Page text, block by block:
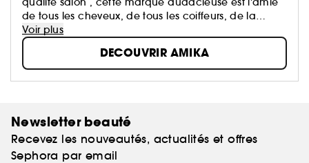
de tous les cheveux, de tous les coiffeurs, de la
planète et de vous tous. Nos soins sont cliniquement
testés. Chacun de nos produits est formulé à base
de notre parfum enivrant et de notre superfruit :
l'argousier. Connue comme l'une des sources
végétales les plus riches en oméga de la planète,
conçues pour toutes les textures, tous les styles et
toutes les problématiques, tous les types de cheveux
sont les bienvenus !
Voir plus
DECOUVRIR AMIKA
Newsletter beauté
Recevez les nouveautés, actualités et offres
Sephora par email